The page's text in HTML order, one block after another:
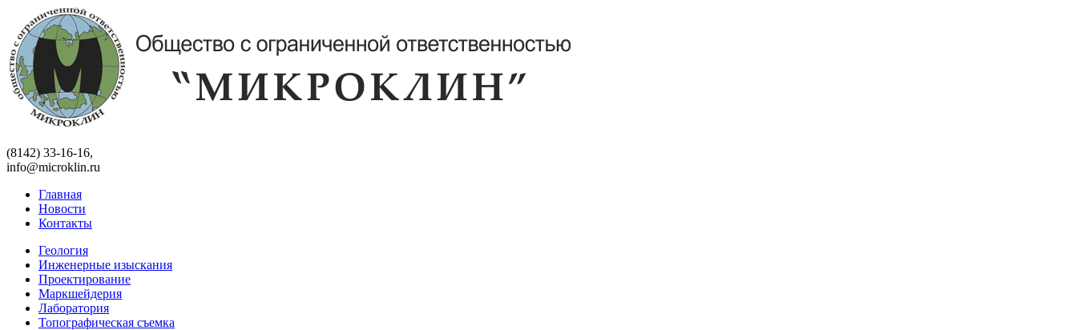
(8142) 33-16-16,
info@microklin.ru
Главная
Новости
Контакты
Геология
Инженерные изыскания
Проектирование
Маркшейдерия
Лаборатория
Топографическая съемка